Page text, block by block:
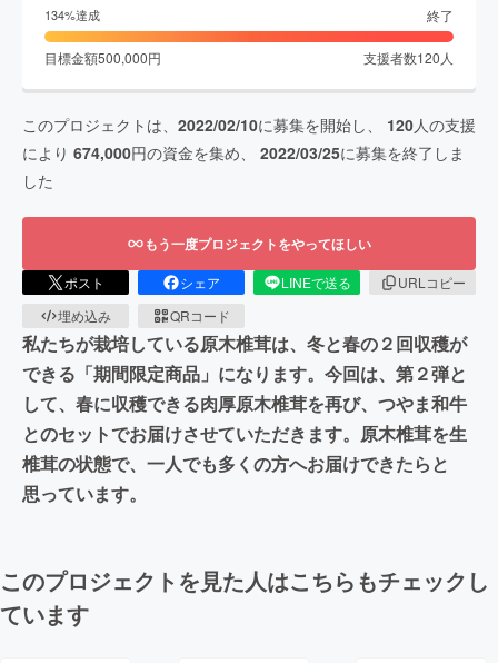
134%達成 終了
目標金額500,000円 支援者数120 人
このプロジェクトは、 2022/02/10に募集を開始し、 120人の支援
により 674,000円の資金を集め、 2022/03/25に募集を終了しま
した
もう一度プロジェクトをやってほしい
ポスト シェア LINEで送る
URLコピー
埋め込み
QRコード
私たちが栽培している原木椎茸は、冬と春の２回収穫が
できる「期間限定商品」になります。今回は、第２弾と
して、春に収穫できる肉厚原木椎茸を再び、つやま和牛
とのセットでお届けさせていただきます。原木椎茸を生
椎茸の状態で、一人でも多くの方へお届けできたらと
思っています。
このプロジェクトを見た人はこちらもチェックし
ています